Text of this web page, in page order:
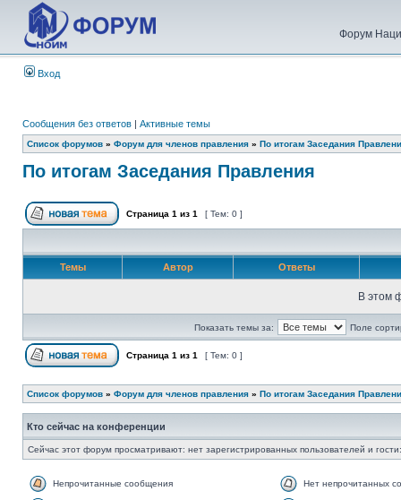
Форум
Вход
Сообщения без ответов | Активные темы
Список форумов » Форум для членов правления » По итогам Заседания
По итогам Заседания Правления
Страница 1 из 1 [ Тем: 0 ]
Темы Автор Ответы
В этом
Показать темы за: Поле
Страница 1 из 1 [ Тем: 0 ]
Список форумов » Форум для членов правления » По итогам Заседания
Кто сейчас на конференции
Сейчас этот форум просматривают: нет зарегистрированных пользователей и
Непрочитанные сообщения Нет непрочитанных